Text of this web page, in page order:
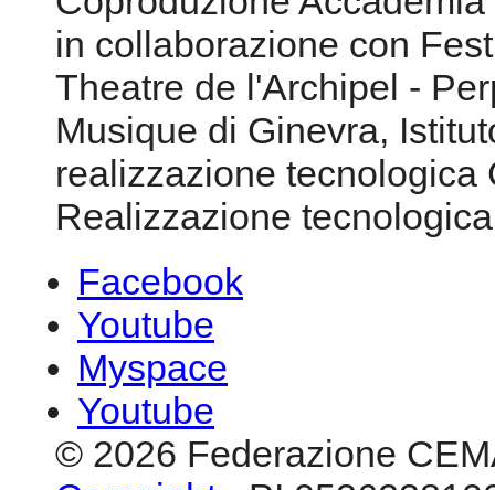
Realizzazione
Facebook
Youtube
Myspace
Youtube
© 2026 Federazione
Copyright- PI
Visitatore # 93.907.268